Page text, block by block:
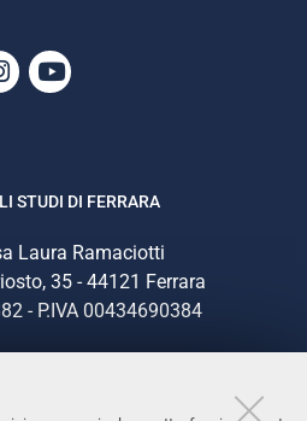
Instagram
Youtube
STUDI DI FERRARA
Laura Ramaciotti
35 - 44121 Ferrara
- P.IVA 00434690384